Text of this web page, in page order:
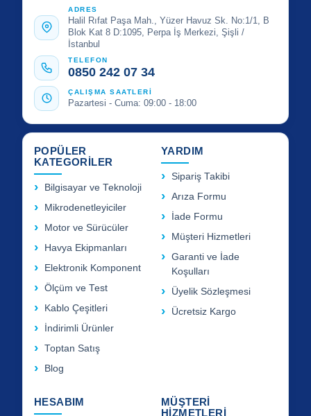
ADRES
Halil Rıfat Paşa Mah., Yüzer Havuz Sk. No:1/1, B
Blok Kat 8 D:1095, Perpa İş Merkezi, Şişli /
İstanbul
TELEFON
0850 242 07 34
ÇALIŞMA SAATLERİ
Pazartesi - Cuma: 09:00 - 18:00
POPÜLER
KATEGORİLER
Bilgisayar ve Teknoloji
Mikrodenetleyiciler
Motor ve Sürücüler
Havya Ekipmanları
Elektronik Komponent
Ölçüm ve Test
Kablo Çeşitleri
İndirimli Ürünler
Toptan Satış
Blog
YARDIM
Sipariş Takibi
Arıza Formu
İade Formu
Müşteri Hizmetleri
Garanti ve İade
Koşulları
Üyelik Sözleşmesi
Ücretsiz Kargo
HESABIM
MÜŞTERİ
HİZMETLERİ